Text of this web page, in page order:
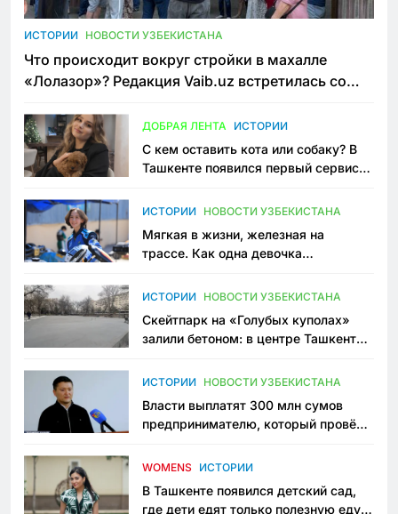
ИСТОРИИ НОВОСТИ УЗБЕКИСТАНА
Что происходит вокруг стройки в махалле
«Лолазор»? Редакция Vaib.uz встретилась со
ДОБРАЯ ЛЕНТА ИСТОРИИ
С кем оставить кота или собаку? В
Ташкенте появился первый сервис
ИСТОРИИ НОВОСТИ УЗБЕКИСТАНА
Мягкая в жизни, железная на
трассе. Как одна девочка
Узбекистане
ИСТОРИИ НОВОСТИ УЗБЕКИСТАНА
Скейтпарк на «Голубых куполах»
залили бетоном: в центре Ташкента
пространство
ИСТОРИИ НОВОСТИ УЗБЕКИСТАНА
Власти выплатят 300 млн сумов
предпринимателю, который провёл
приговору
WOMENS ИСТОРИИ
В Ташкенте появился детский сад,
где дети едят только полезную еду.